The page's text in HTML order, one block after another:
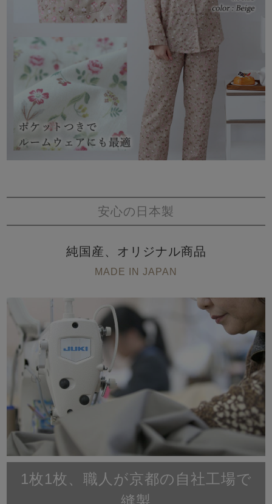
安心の日本製
純国産、オリジナル商品
MADE IN JAPAN
1枚1枚、職人が京都の自社工場で
縫製